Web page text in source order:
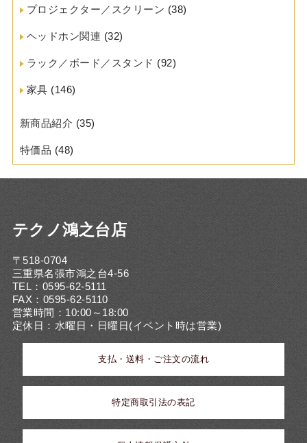
プロジェクター／スクリーン (38)
ヘッドホン関連 (32)
ラック／ボード／スタンド (92)
家具 (146)
新商品紹介 (35)
特価品 (48)
テクノ鴻之台店
〒518-0704
三重県名張市鴻之台4-56
TEL：0595-62-5111
FAX：0595-62-5110
営業時間：10:00～18:00
定休日：水曜日・日曜日(イベント時は営業)
支払・送料・ご注文の流れ
特定商取引法の表記